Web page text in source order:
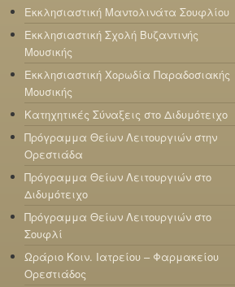
Εκκλησιαστική Μαντολινάτα Σουφλίου
Εκκλησιαστική Σχολή Βυζαντινής
Μουσικής
Εκκλησιαστική Χορωδία Παραδοσιακής
Μουσικής
Κατηχητικές Σύναξεις στο Διδυμότειχο
Πρόγραμμα Θείων Λειτουργιών στην
Ορεστιάδα
Πρόγραμμα Θείων Λειτουργιών στο
Διδυμότειχο
Πρόγραμμα Θείων Λειτουργιών στο
Σουφλί
Ωράριο Κοιν. Ιατρείου – Φαρμακείου
Ορεστιάδος